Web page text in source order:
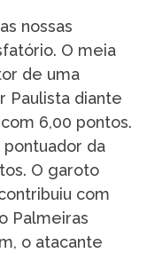
nossas
O meia
de uma
Paulista diante
6,00 pontos.
da
O garoto
com
Palmeiras
o atacante